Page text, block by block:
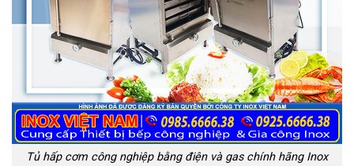
Tủ hấp cơm công nghiệp bằng điện và gas chính hãng Inox